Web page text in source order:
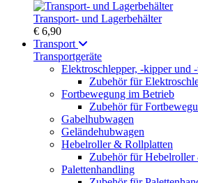
Transport- und Lagerbehälter
€ 6,90
Transport
Transportgeräte
Elektroschlepper, -kipper und
Zubehör für
Fortbewegung im Betrieb
Zubehör für
Gabelhubwagen
Geländehubwagen
Hebelroller & Rollplatten
Zubehör für
Palettenhandling